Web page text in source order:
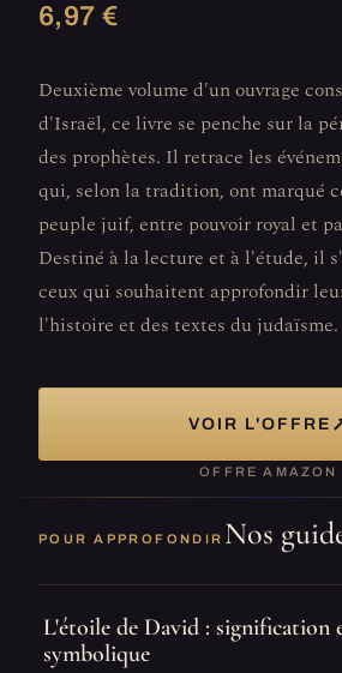
6,97 €
Deuxième volume d'un ouvrage
d'Israël, ce livre se penche sur la
des prophètes. Il retrace les
qui, selon la tradition, ont marqué
peuple juif, entre pouvoir royal et
Destiné à la lecture et à l'étude, il
ceux qui souhaitent approfondir
l'histoire et des textes du judaïsme.
VOIR L'OFFRE
OFFRE AMAZON
POUR APPROFONDIR Nos
L'étoile de David : signification
symbolique